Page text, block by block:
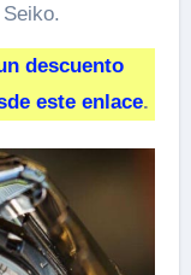
descuento
este enlace.